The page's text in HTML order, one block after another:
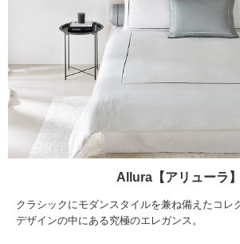
Allura【アリューラ】
クラシックにモダンスタイルを兼ね備えたコレ
デザインの中にある究極のエレガンス。